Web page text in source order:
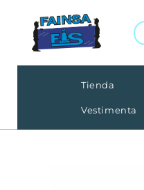
Tienda
Vestimenta